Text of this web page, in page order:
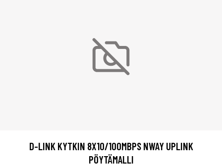
D-LINK KYTKIN 8X10/100MBPS NWAY UPLINK
PÖYTÄMALLI